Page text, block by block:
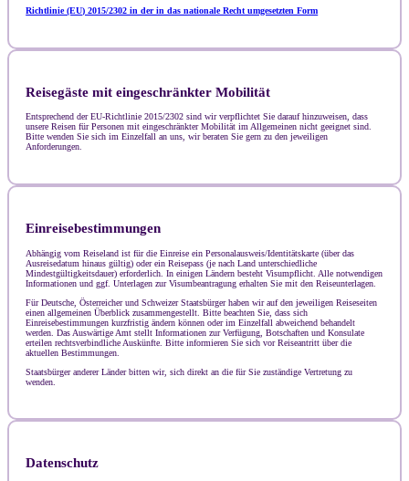
Richtlinie (EU) 2015/2302 in der in das nationale Recht umgesetzten Form
Reisegäste mit eingeschränkter Mobilität
Entsprechend der EU-Richtlinie 2015/2302 sind wir verpflichtet Sie darauf hinzuweisen, dass
unsere Reisen für Personen mit eingeschränkter Mobilität im Allgemeinen nicht geeignet sind.
Bitte wenden Sie sich im Einzelfall an uns, wir beraten Sie gern zu den jeweiligen
Anforderungen.
Einreisebestimmungen
Abhängig vom Reiseland ist für die Einreise ein Personalausweis/Identitätskarte (über das
Ausreisedatum hinaus gültig) oder ein Reisepass (je nach Land unterschiedliche
Mindestgültigkeitsdauer) erforderlich. In einigen Ländern besteht Visumpflicht. Alle notwendigen
Informationen und ggf. Unterlagen zur Visumbeantragung erhalten Sie mit den Reiseunterlagen.
Für Deutsche, Österreicher und Schweizer Staatsbürger haben wir auf den jeweiligen Reiseseiten
einen allgemeinen Überblick zusammengestellt. Bitte beachten Sie, dass sich
Einreisebestimmungen kurzfristig ändern können oder im Einzelfall abweichend behandelt
werden. Das Auswärtige Amt stellt Informationen zur Verfügung, Botschaften und Konsulate
erteilen rechtsverbindliche Auskünfte. Bitte informieren Sie sich vor Reiseantritt über die
aktuellen Bestimmungen.
Staatsbürger anderer Länder bitten wir, sich direkt an die für Sie zuständige Vertretung zu
wenden.
Datenschutz